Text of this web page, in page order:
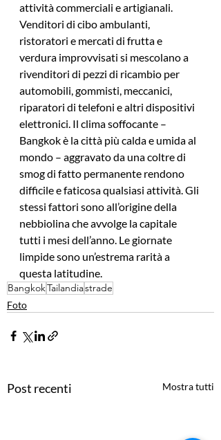
attività commerciali e artigianali.
Venditori di cibo ambulanti,
ristoratori e mercati di frutta e
verdura improvvisati si mescolano a
rivenditori di pezzi di ricambio per
automobili, gommisti, meccanici,
riparatori di telefoni e altri dispositivi
elettronici. Il clima soffocante –
Bangkok è la città più calda e umida al
mondo – aggravato da una coltre di
smog di fatto permanente rendono
difficile e faticosa qualsiasi attività. Gli
stessi fattori sono all’origine della
nebbiolina che avvolge la capitale
tutti i mesi dell’anno. Le giornate
limpide sono un’estrema rarità a
questa latitudine.
BangkokTailandiastrade
Foto
Post recenti Mostra tutti